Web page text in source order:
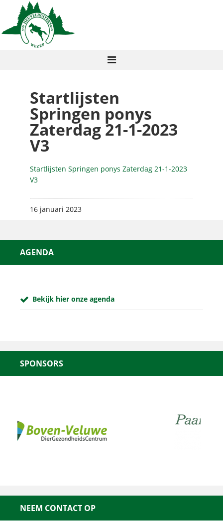
Startlijsten
Springen ponys
Zaterdag 21-1-2023
V3
Startlijsten Springen ponys Zaterdag 21-1-2023
V3
16 januari 2023
AGENDA
Bekijk hier onze agenda
SPONSORS
NEEM CONTACT OP